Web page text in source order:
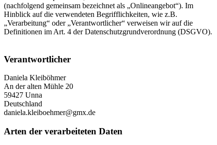
(nachfolgend gemeinsam bezeichnet als „Onlineangebot“). Im
Hinblick auf die verwendeten Begrifflichkeiten, wie z.B.
„Verarbeitung“ oder „Verantwortlicher“ verweisen wir auf die
Definitionen im Art. 4 der Datenschutzgrundverordnung (DSGVO).
Verantwortlicher
Daniela Kleiböhmer
An der alten Mühle 20
59427 Unna
Deutschland
daniela.kleiboehmer@gmx.de
Arten der verarbeiteten Daten